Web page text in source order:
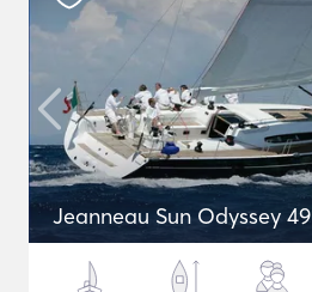
Jeanneau Sun Odyssey 49